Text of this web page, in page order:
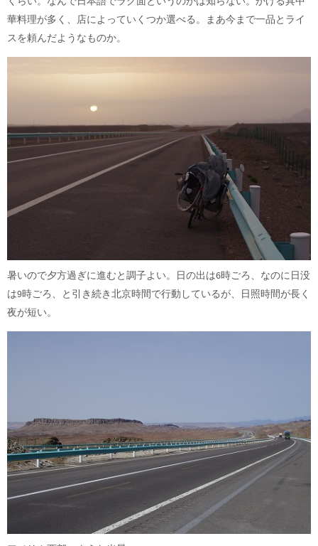
華料理が多く、店によっていくつか選べる。まあ今まで一品とライ
スを頼んだようなものか。
暑いので夕方過ぎに進むと調子よい。日の出は6時ごろ、なのに日没
は9時ごろ、と引き続き北京時間で行動しているが、日照時間が長く
夜が短い。